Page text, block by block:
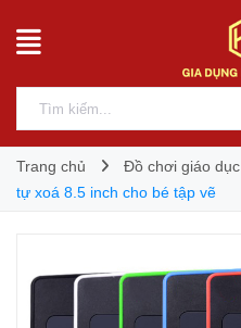
Trang chủ Đồ chơi giáo dục
tự xoá 8.5 inch cho bé tập vẽ